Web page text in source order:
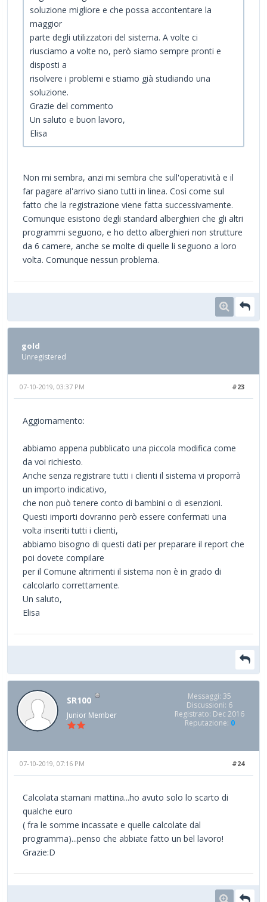
soluzione migliore e che possa accontentare la
maggior
parte degli utilizzatori del sistema. A volte ci
riusciamo a volte no, però siamo sempre pronti e
disposti a
risolvere i problemi e stiamo già studiando una
soluzione.
Grazie del commento
Un saluto e buon lavoro,
Elisa
Non mi sembra, anzi mi sembra che sull'operatività e il
far pagare al'arrivo siano tutti in linea. Così come sul
fatto che la registrazione viene fatta successivamente.
Comunque esistono degli standard alberghieri che gli altri
programmi seguono, e ho detto alberghieri non strutture
da 6 camere, anche se molte di quelle li seguono a loro
volta. Comunque nessun problema.
gold
Unregistered
#23
07-10-2019, 03:37 PM
Aggiornamento:
abbiamo appena pubblicato una piccola modifica come
da voi richiesto.
Anche senza registrare tutti i clienti il sistema vi proporrà
un importo indicativo,
che non può tenere conto di bambini o di esenzioni.
Questi importi dovranno però essere confermati una
volta inseriti tutti i clienti,
abbiamo bisogno di questi dati per preparare il report che
poi dovete compilare
per il Comune altrimenti il sistema non è in grado di
calcolarlo correttamente.
Un saluto,
Elisa
SR100
Junior Member
Messaggi: 35
Discussioni: 6
Registrato: Dec 2016
Reputazione: 0
#24
07-10-2019, 07:16 PM
Calcolata stamani mattina...ho avuto solo lo scarto di
qualche euro
( fra le somme incassate e quelle calcolate dal
programma)...penso che abbiate fatto un bel lavoro!
Grazie:D